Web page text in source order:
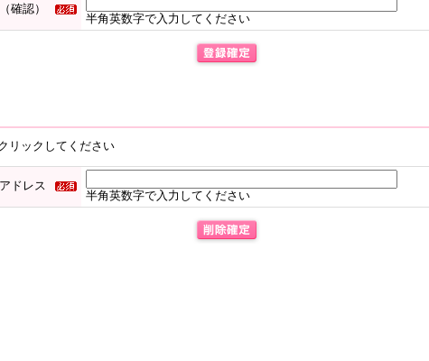
確認）
半角英数字で入力してください
リックしてください
ドレス
半角英数字で入力してください